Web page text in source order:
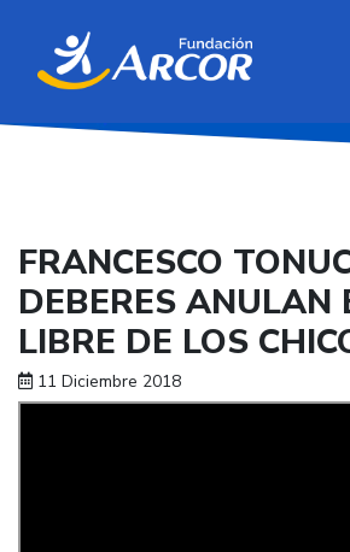
FRANCESCO
DEBERES ANULAN
LIBRE DE LOS
11 Diciembre 2018